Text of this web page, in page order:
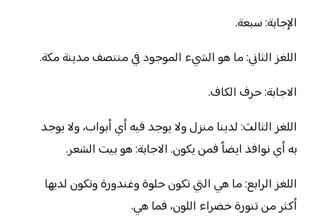
الإجابة: سبعة.
اللغز الثاني: ما هو الشيء الموجود في منتصف مدينة مكة.
الاجابة: حرف الكاف.
اللغز الثالث: لدينا منزل ولا يوجد فيه أي أبواب، ولا يوجد
به أي نوافذ ايضاً فمن يكون. الاجابة: هو بيت الشعر.
اللغز الرابع: ما هي التي تكون حلوة وغندورة وتكون لديها
أكثر من تنورة خضراء اللون، فما هي.